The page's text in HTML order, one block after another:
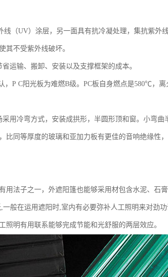
线（UV）涂层，另一面具有抗冷凝处理，集抗紫外
其不受紫外线破坏。
运输、搬卸、安装以及支撑框架的成本。
，P C阳光板为难燃B级。PC板自身燃点是580℃，
用冷弯方式，安装成拱形，半圆形顶和窗。小弯曲
比同等厚度的玻璃和亚加力板有更佳的音响绝缘性
用法子之一，外遮阳篷也能够采用材包含水泥、石
般在运用遮阳时,室内有必要弥补人工照明来对劲
照明有用联系能够完成节能和光舒服的两层效应。